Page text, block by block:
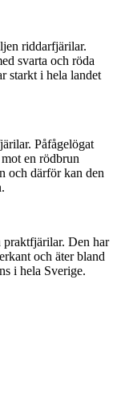
riddarfjärilar.
svarta och röda
starkt i hela landet
Påfågelögat
en rödbrun
och därför kan den
praktfjärilar. Den har
och äter bland
i hela Sverige.